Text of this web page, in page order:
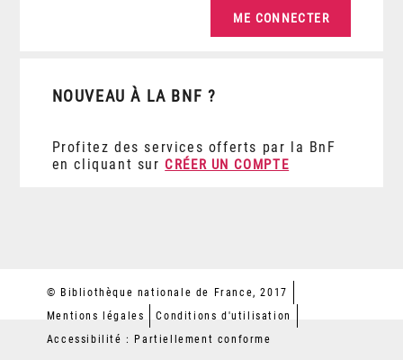
NOUVEAU À LA BNF ?
Profitez des services offerts par la BnF
en cliquant sur CRÉER UN COMPTE
© Bibliothèque nationale de France, 2017
Mentions légales
Conditions d'utilisation
Accessibilité : Partiellement conforme